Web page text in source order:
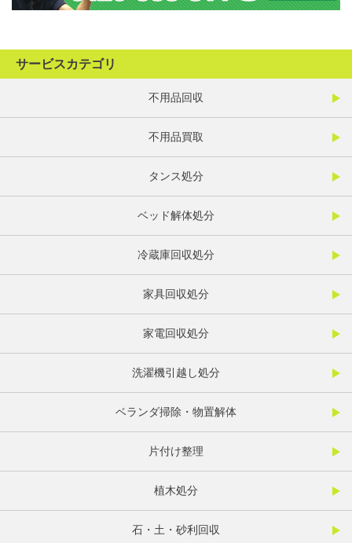
サービスカテゴリ
不用品回収
不用品買取
タンス処分
ベッド解体処分
冷蔵庫回収処分
家具回収処分
家電回収処分
洗濯機引越し処分
ベランダ掃除・物置解体
片付け整理
植木処分
石・土・砂利回収